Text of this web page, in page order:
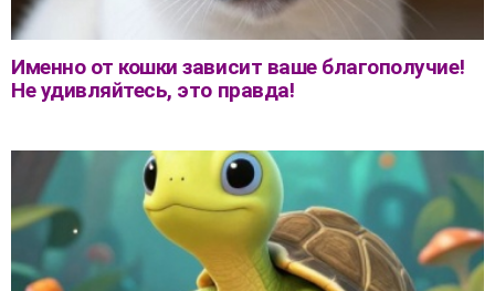
Именно от кошки зависит ваше благополучие!
Не удивляйтесь, это правда!